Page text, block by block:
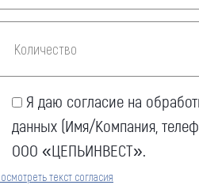
Я даю согласие на
данных (Имя/Компания,
ООО «ЦЕПЬИНВЕСТ».
текст согласия